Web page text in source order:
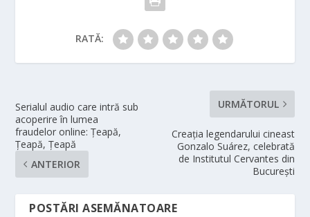
RATĂ:
Serialul audio care intră sub
acoperire în lumea
fraudelor online: Țeapă,
Țeapă, Țeapă
ANTERIOR
URMĂTORUL
Creația legendarului cineast
Gonzalo Suárez, celebrată
de Institutul Cervantes din
București
POSTĂRI ASEMĂNATOARE